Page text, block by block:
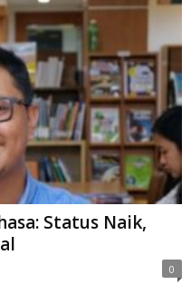
Status Naik,
0